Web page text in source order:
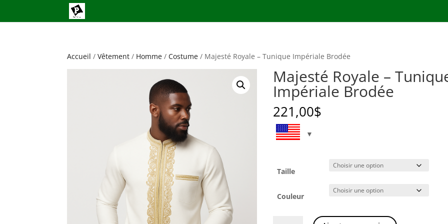
Accueil /Vêtement / Homme /Costume / Majesté Royale – Tunique Impériale Brodée
Majesté Royale –
Impériale Brodée
221,00$
Taille
Couleur